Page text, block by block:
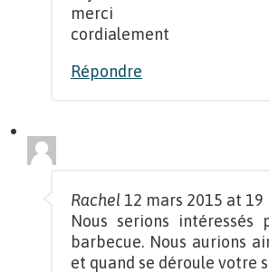
merci
cordialement
Répondre
Rachel 12 mars 2015 at 19
Nous serions
barbecue. Nous aurions
et quand se déroule votre